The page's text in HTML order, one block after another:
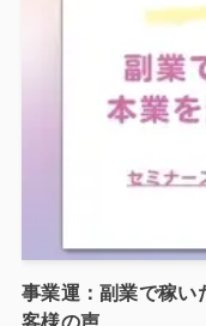
事業運：副業で稼
客様の声